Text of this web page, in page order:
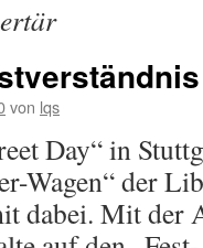
von lqs
Day“ in
Wagen“ der
dabei. Mit der